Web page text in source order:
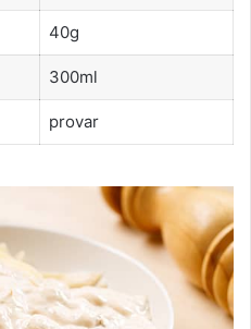
40g
300ml
provar